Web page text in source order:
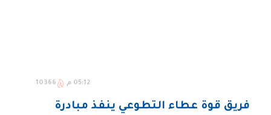
05:12 م 10366
فريق قوة عطاء التطوعي ينفذ مبادرة